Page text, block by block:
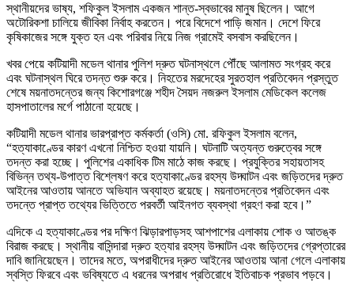
স্থানীয়দের ভাষ্য, শফিকুল ইসলাম একজন শান্ত-স্বভাবের মানুষ ছিলেন। আগে
অটোরিকশা চালিয়ে জীবিকা নির্বাহ করতেন। পরে বিদেশে পাড়ি জমান। দেশে ফিরে
কৃষিকাজের সঙ্গে যুক্ত হন এবং পরিবার নিয়ে নিজ গ্রামেই বসবাস করছিলেন।
খবর পেয়ে কটিয়াদী মডেল থানার পুলিশ দ্রুত ঘটনাস্থলে পৌঁছে আলামত সংগ্রহ করে
এবং ঘটনাস্থল ঘিরে তদন্ত শুরু করে। নিহতের মরদেহের সুরতহাল প্রতিবেদন প্রস্তুত
শেষে ময়নাতদন্তের জন্য কিশোরগঞ্জে শহীদ সৈয়দ নজরুল ইসলাম মেডিকেল কলেজ
হাসপাতালের মর্গে পাঠানো হয়েছে।
কটিয়াদী মডেল থানার ভারপ্রাপ্ত কর্মকর্তা (ওসি) মো. রফিকুল ইসলাম বলেন,
“হত্যাকাণ্ডের কারণ এখনো নিশ্চিত হওয়া যায়নি। ঘটনাটি অত্যন্ত গুরুত্বের সঙ্গে
তদন্ত করা হচ্ছে। পুলিশের একাধিক টিম মাঠে কাজ করছে। প্রযুক্তির সহায়তাসহ
বিভিন্ন তথ্য-উপাত্ত বিশ্লেষণ করে হত্যাকাণ্ডের রহস্য উদ্ঘাটন এবং জড়িতদের দ্রুত
আইনের আওতায় আনতে অভিযান অব্যাহত রয়েছে। ময়নাতদন্তের প্রতিবেদন এবং
তদন্তে প্রাপ্ত তথ্যের ভিত্তিতে পরবর্তী আইনগত ব্যবস্থা গ্রহণ করা হবে।”
এদিকে এ হত্যাকাণ্ডের পর দক্ষিণ ঝিড়ারপাড়সহ আশপাশের এলাকায় শোক ও আতঙ্ক
বিরাজ করছে। স্থানীয় বাসিন্দারা দ্রুত হত্যার রহস্য উদ্ঘাটন এবং জড়িতদের গ্রেপ্তারের
দাবি জানিয়েছেন। তাদের মতে, অপরাধীদের দ্রুত আইনের আওতায় আনা গেলে এলাকায়
স্বস্তি ফিরবে এবং ভবিষ্যতে এ ধরনের অপরাধ প্রতিরোধে ইতিবাচক প্রভাব পড়বে।